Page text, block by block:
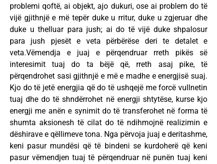
problemi qoftë, ai objekt, ajo dukuri, ose ai problem do të
vijë gjithnjë e më tepër duke u rritur, duke u zgjeruar dhe
duke u thelluar para jush; ai do të vijë duke shpalosur
para jush pjesët e veta përbërëse deri te detalet e
veta.Vëmendja e juaj e përqendruar rreth pikës së
interesimit tuaj do ta bëjë që, rreth asaj pike, të
përqendrohet sasi gjithnjë e më e madhe e energjisë suaj.
Kjo do të jetë energjia që do të ushqejë me forcë vullnetin
tuaj dhe do të shndërrohet në energji shtytëse, kurse kjo
energji me anën e synimit do të transferohet në forma të
shumta aksionesh të cilat do të ndihmojnë realizimin e
dëshirave e qëllimeve tona. Nga përvoja juaj e deritashme,
keni pasur mundësi që të bindeni se kurdoherë që keni
pasur vëmendjen tuaj të përqendruar në punën tuaj keni